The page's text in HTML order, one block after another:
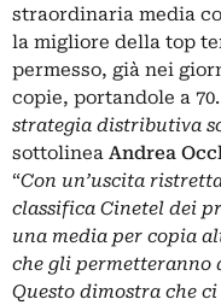
straordinaria media
la migliore della top
permesso, già nei
copie, portandole a 70.
strategia distributiva
sottolinea Andrea
“Con un’uscita
classifica Cinetel dei
una media per copia
che gli permetteranno
Questo dimostra che